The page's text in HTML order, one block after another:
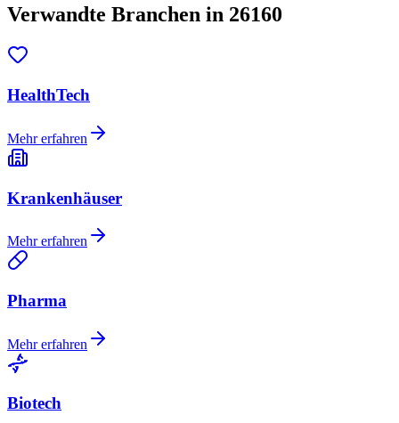
Verwandte Branchen in 26160
HealthTech
Mehr erfahren
Krankenhäuser
Mehr erfahren
Pharma
Mehr erfahren
Biotech